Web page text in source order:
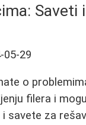
Saveti
05-29
o
filera i
savete za